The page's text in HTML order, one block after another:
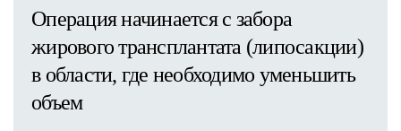
Операция начинается с забора
жирового трансплантата (липосакции)
в области, где необходимо уменьшить
объем